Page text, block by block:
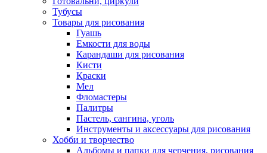
Тубусы
Товары для рисования
Гуашь
Емкости для воды
Карандаши для рисования
Кисти
Краски
Мел
Фломастеры
Палитры
Пастель, сангина, уголь
Инструменты и аксессуары для рисования
Хобби и творчество
Альбомы и папки для черчения, рисования